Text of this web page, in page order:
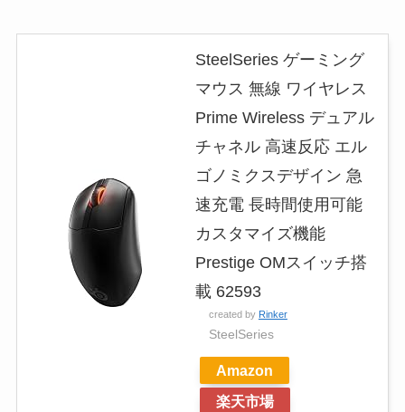
SteelSeries ゲーミング
マウス 無線 ワイヤレス
Prime Wireless デュアル
チャネル 高速反応 エル
ゴノミクスデザイン 急
速充電 長時間使用可能
カスタマイズ機能
Prestige OMスイッチ搭
載 62593
created by Rinker
SteelSeries
Amazon
楽天市場